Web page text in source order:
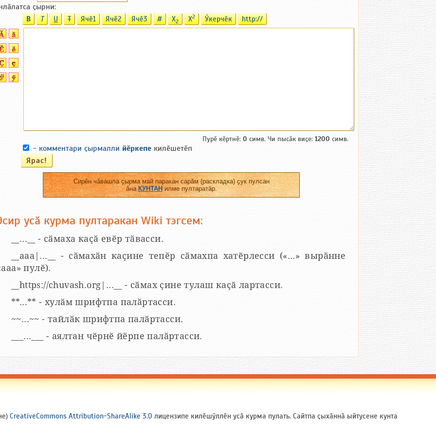
ҫырни:
B T U T Ячӗ1 Ячӗ2 Ячӗ3 # X2 X2 Ӳкерчӗк http://
Пурӗ кӗртнӗ: 0 симв. Чи пысӑк виҫе: 1200 симв.
- комментари ҫырмалли йӗркепе килӗшетӗп
Сирӗн чӑвашла ҫырма май паракан сарӑм (раскладка) ҫук пулсан
ӑнаКУНТАНилме пултаратӑр.
усӑ курма пултаракан Wiki тэгсем:
__...__ - сӑмаха каҫӑ евӗр тӑвасси.
__aaa|...__ - сӑмахӑн каҫине тепӗр сӑмахпа хатӗрлесси («...» вырӑнне
пулӗ).
__https://chuvash.org|...__ - сӑмах ҫине тулаш каҫӑ лартасси.
**...** - хулӑм шрифтпа палӑртасси.
~~...~~ - тайлӑк шрифтпа палӑртасси.
___...___ - аялтан чӗрнӗ йӗрпе палӑртасси.
CreativeCommons Attribution-ShareAlike 3.0 лицензипе килӗшӳллӗн усӑ курма пулать. Сайтпа ҫыхӑннӑ ыйтусене кунта